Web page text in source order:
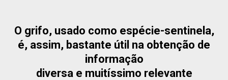
O grifo, usado como espécie-sentinela,
é, assim, bastante útil na obtenção de
informação
diversa e muitíssimo relevante